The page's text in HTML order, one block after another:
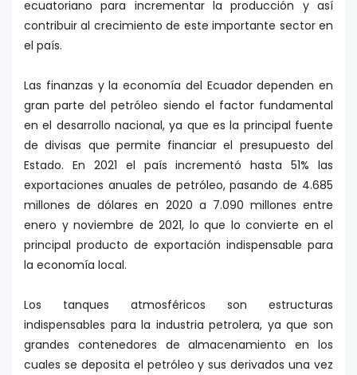
ecuatoriano para incrementar la producción y así
contribuir al crecimiento de este importante sector en
el país.
Las finanzas y la economía del Ecuador dependen en
gran parte del petróleo siendo el factor fundamental
en el desarrollo nacional, ya que es la principal fuente
de divisas que permite financiar el presupuesto del
Estado. En 2021 el país incrementó hasta 51% las
exportaciones anuales de petróleo, pasando de 4.685
millones de dólares en 2020 a 7.090 millones entre
enero y noviembre de 2021, lo que lo convierte en el
principal producto de exportación indispensable para
la economía local.
Los tanques atmosféricos son estructuras
indispensables para la industria petrolera, ya que son
grandes contenedores de almacenamiento en los
cuales se deposita el petróleo y sus derivados una vez